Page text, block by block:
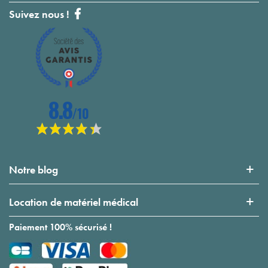
Suivez nous !
Notre blog
Location de matériel médical
Paiement 100% sécurisé !